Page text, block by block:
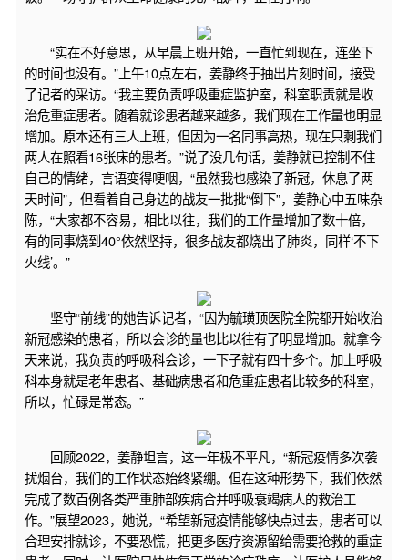
“实在不好意思，从早晨上班开始，一直忙到现在，连坐下
的时间也没有。”上午10点左右，姜静终于抽出片刻时间，接受
了记者的采访。“我主要负责呼吸重症监护室，科室职责就是收
治危重症患者。随着就诊患者越来越多，我们现在工作量也明显
增加。原本还有三人上班，但因为一名同事高热，现在只剩我们
两人在照看16张床的患者。”说了没几句话，姜静就已控制不住
自己的情绪，言语变得哽咽，“虽然我也感染了新冠，休息了两
天时间”，但看着自己身边的战友一批批“倒下”，姜静心中五味杂
陈，“大家都不容易，相比以往，我们的工作量增加了数十倍，
有的同事烧到40°依然坚持，很多战友都烧出了肺炎，同样‘不下
火线’。”
坚守“前线”的她告诉记者，“因为毓璜顶医院全院都开始收治
新冠感染的患者，所以会诊的量也比以往有了明显增加。就拿今
天来说，我负责的呼吸科会诊，一下子就有四十多个。加上呼吸
科本身就是老年患者、基础病患者和危重症患者比较多的科室，
所以，忙碌是常态。”
回顾2022，姜静坦言，这一年极不平凡，“新冠疫情多次袭
扰烟台，我们的工作状态始终紧绷。但在这种形势下，我们依然
完成了数百例各类严重肺部疾病合并呼吸衰竭病人的救治工
作。”展望2023，她说，“希望新冠疫情能够快点过去，患者可以
合理安排就诊，不要恐慌，把更多医疗资源留给需要抢救的重症